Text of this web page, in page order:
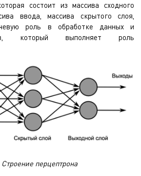
состоит из массива сходного
ввода, массива скрытого слоя,
роль в обработке данных и
который выполняет роль
Строение перцептрона